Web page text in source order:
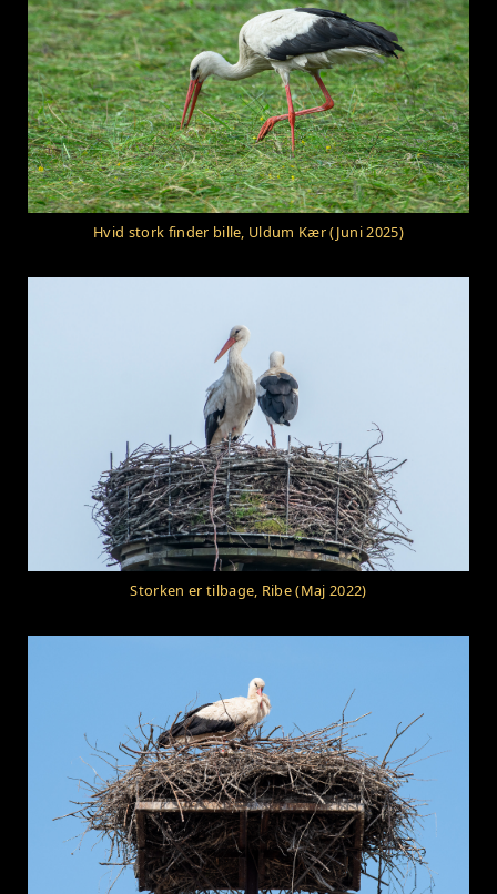
Hvid stork finder bille, Uldum Kær (Juni 2025)
Storken er tilbage, Ribe (Maj 2022)